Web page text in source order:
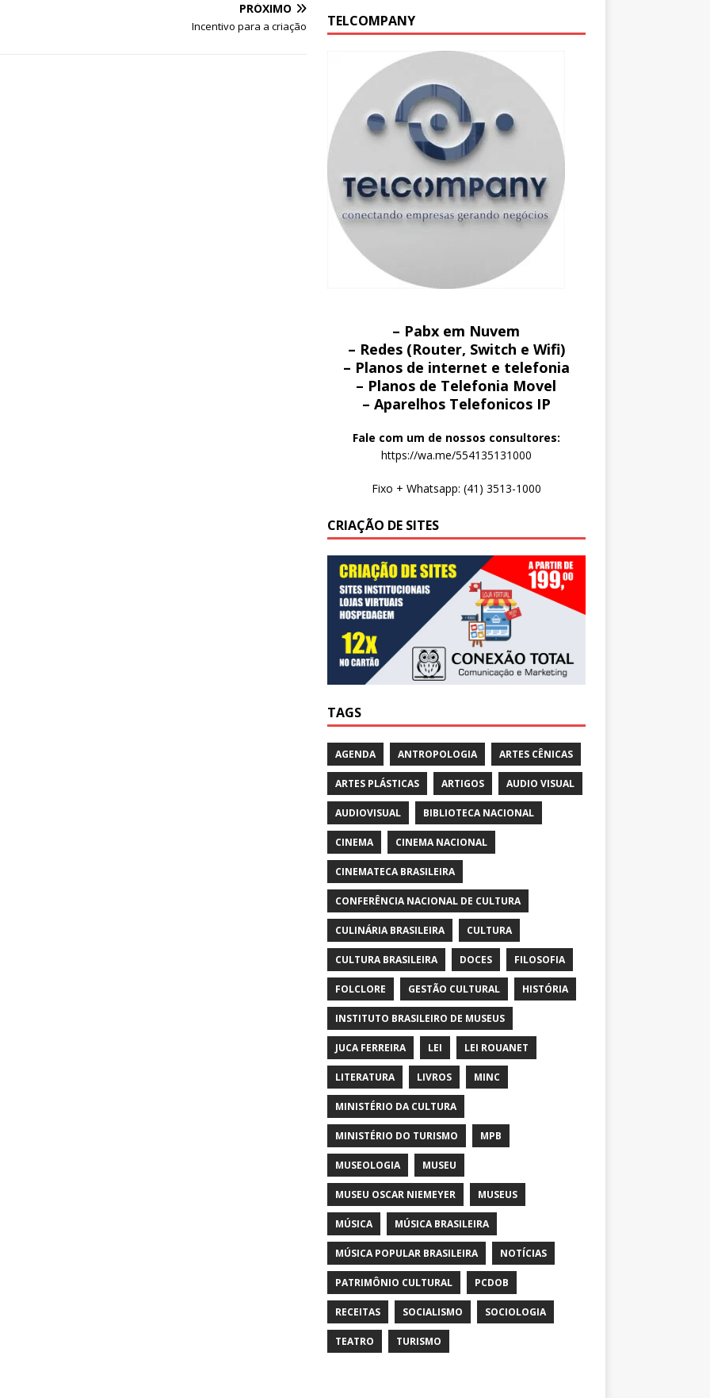
PRÓXIMO
Incentivo para a criação TELCOMPANY
– Pabx em Nuvem
– Redes (Router, Switch e Wifi)
– Planos de internet e telefonia
– Planos de Telefonia Movel
– Aparelhos Telefonicos IP
Fale com um de nossos consultores:
https://wa.me/554135131000
Fixo + Whatsapp: (41) 3513-1000
CRIAÇÃO DE SITES
TAGS
AGENDA ANTROPOLOGIA ARTES CÊNICAS
ARTES PLÁSTICAS ARTIGOS AUDIO VISUAL
AUDIOVISUAL BIBLIOTECA NACIONAL
CINEMA CINEMA NACIONAL
CINEMATECA BRASILEIRA
CONFERÊNCIA NACIONAL DE CULTURA
CULINÁRIA BRASILEIRA CULTURA
CULTURA BRASILEIRA DOCES FILOSOFIA
FOLCLORE GESTÃO CULTURAL HISTÓRIA
INSTITUTO BRASILEIRO DE MUSEUS
JUCA FERREIRA LEI LEI ROUANET
LITERATURA LIVROS MINC
MINISTÉRIO DA CULTURA
MINISTÉRIO DO TURISMO MPB
MUSEOLOGIA MUSEU
MUSEU OSCAR NIEMEYER MUSEUS
MÚSICA MÚSICA BRASILEIRA
MÚSICA POPULAR BRASILEIRA NOTÍCIAS
PATRIMÔNIO CULTURAL PCDOB
RECEITAS SOCIALISMO SOCIOLOGIA
TEATRO TURISMO